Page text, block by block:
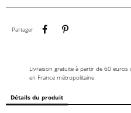
Partager
Partager
Livraison gratuite à partir de 60 euros
en France métropolitaine
Détails du produit